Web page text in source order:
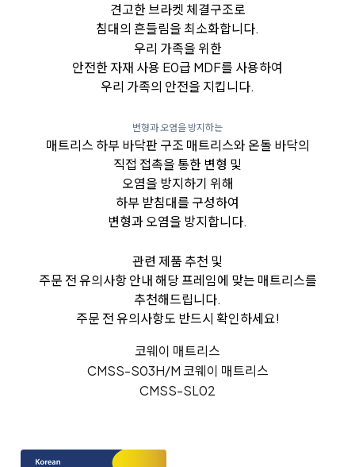
견고한 브라켓 체결구조로
침대의 흔들림을 최소화합니다.
우리 가족을 위한
안전한 자재 사용 E0급 MDF를 사용하여
우리 가족의 안전을 지킵니다.
변형과 오염을 방지하는
매트리스 하부 바닥판 구조 매트리스와 온돌 바닥의
직접 접촉을 통한 변형 및
오염을 방지하기 위해
하부 받침대를 구성하여
변형과 오염을 방지합니다.
관련 제품 추천 및
주문 전 유의사항 안내 해당 프레임에 맞는 매트리스를
추천해드립니다.
주문 전 유의사항도 반드시 확인하세요!
코웨이 매트리스
CMSS-S03H/M 코웨이 매트리스
CMSS-SL02